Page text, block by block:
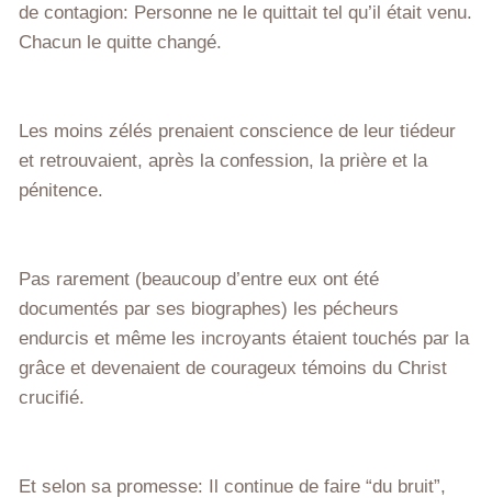
de contagion: Personne ne le quittait tel qu’il était venu.
Chacun le quitte changé.
Les moins zélés prenaient conscience de leur tiédeur
et retrouvaient, après la confession, la prière et la
pénitence.
Pas rarement (beaucoup d’entre eux ont été
documentés par ses biographes) les pécheurs
endurcis et même les incroyants étaient touchés par la
grâce et devenaient de courageux témoins du Christ
crucifié.
Et selon sa promesse: Il continue de faire “du bruit”,